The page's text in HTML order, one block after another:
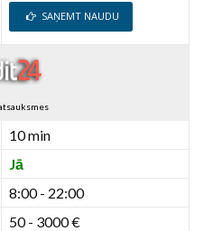
SAŅEMT NAUDU
10 min
Jā
8:00 - 22:00
50 - 3000 €